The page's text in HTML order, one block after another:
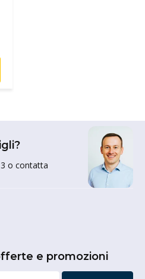
o contatta
e promozioni